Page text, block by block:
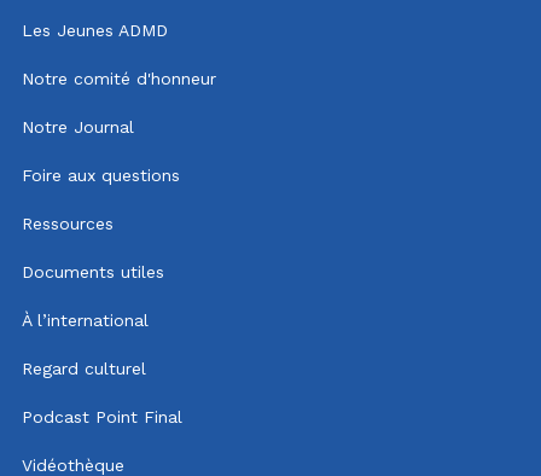
Les Jeunes ADMD
Notre comité d'honneur
Notre Journal
Foire aux questions
Ressources
Documents utiles
À l’international
Regard culturel
Podcast Point Final
Vidéothèque